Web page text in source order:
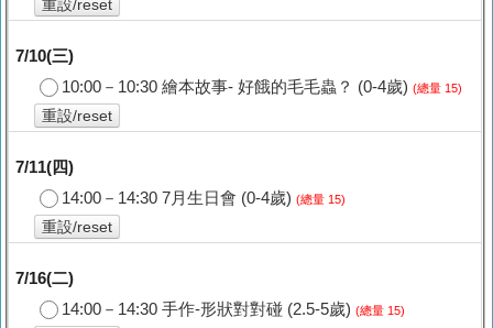
重設/reset
7/10(三)
10:00－10:30 繪本故事- 好餓的毛毛蟲？ (0-4歲) (總量 15)
重設/reset
7/11(四)
14:00－14:30 7月生日會 (0-4歲) (總量 15)
重設/reset
7/16(二)
14:00－14:30 手作-形狀對對碰 (2.5-5歲) (總量 15)